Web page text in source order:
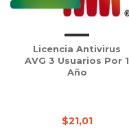
Licencia Antivirus
AVG 3 Usuarios Por 1
Año
$21,01